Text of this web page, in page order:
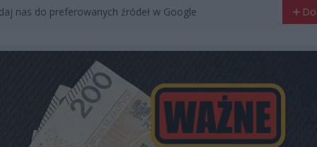
nas do preferowanych źródeł w Google